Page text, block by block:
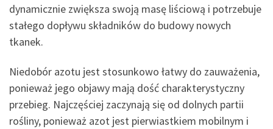
dynamicznie zwiększa swoją masę liściową i potrzebuje
stałego dopływu składników do budowy nowych
tkanek.
Niedobór azotu jest stosunkowo łatwy do zauważenia,
ponieważ jego objawy mają dość charakterystyczny
przebieg. Najczęściej zaczynają się od dolnych partii
rośliny, ponieważ azot jest pierwiastkiem mobilnym i